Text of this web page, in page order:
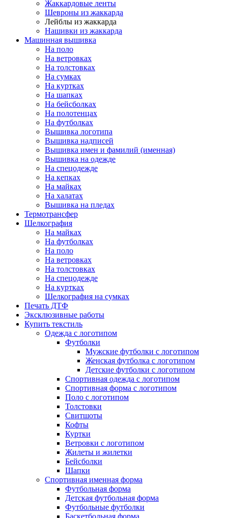
Жаккардовые ленты
Шевроны из жаккарда
Лейблы из жаккарда
Нашивки из жаккарда
Машинная вышивка
На поло
На ветровках
На толстовках
На сумках
На куртках
На шапках
На бейсболках
На полотенцах
На футболках
Вышивка логотипа
Вышивка надписей
Вышивка имен и фамилий (именная)
Вышивка на одежде
На спецодежде
На кепках
На майках
На халатах
Вышивка на пледах
Термотрансфер
Шелкография
На майках
На футболках
На поло
На ветровках
На толстовках
На спецодежде
На куртках
Шелкография на сумках
Печать ДТФ
Эксклюзивные работы
Купить текстиль
Одежда с логотипом
Футболки
Мужские футболки с логотипом
Женская футболка с логотипом
Детские футболки с логотипом
Спортивная одежда с логотипом
Спортивная форма с логотипом
Поло с логотипом
Толстовки
Свитшоты
Кофты
Куртки
Ветровки с логотипом
Жилеты и жилетки
Бейсболки
Шапки
Спортивная именная форма
Футбольная форма
Детская футбольная форма
Футбольные футболки
Баскетбольная форма